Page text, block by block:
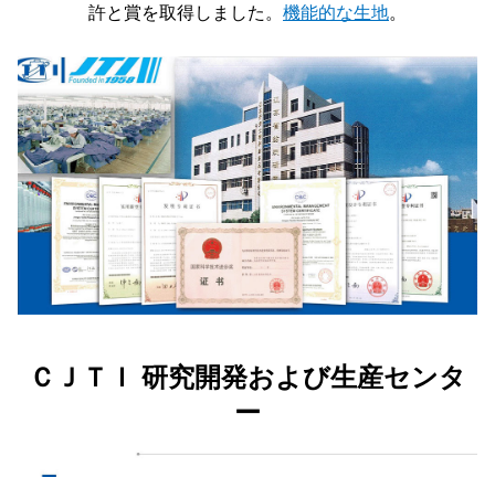
許と賞を取得しました。 機能的な生地。
ＣＪＴＩ 研究開発および生産センタ
ー